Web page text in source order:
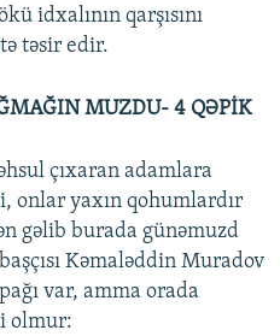
idxalının qarşısını
təsir edir.
MUZDU- 4 QƏPİK
çıxaran adamlara
onlar yaxın qohumlardır
gəlib burada günəmuzd
Kəmaləddin Muradov
var, amma orada
olmur: